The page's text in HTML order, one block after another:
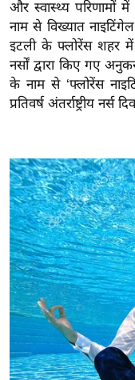
ल
क्रि
के
ट
I
2
0
2
6
क्रा
इ
म
-
पे
और स्वास्थ्य परिणामों
नाम से विख्यात
इटली के फ्लोरेंस शहर में
नर्सों द्वारा किए गए
के नाम से ‘फ्लोरेंस
प्रतिवर्ष अंतर्राष्ट्रीय